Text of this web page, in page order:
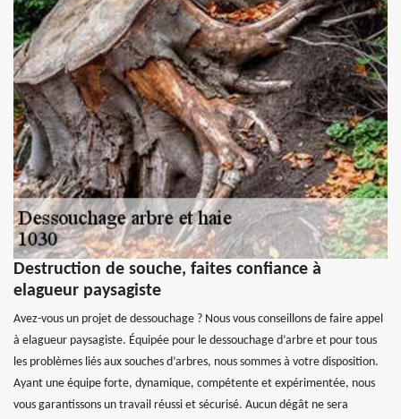
Destruction de souche, faites confiance à
elagueur paysagiste
Avez-vous un projet de dessouchage ? Nous vous conseillons de faire appel
à elagueur paysagiste. Équipée pour le dessouchage d’arbre et pour tous
les problèmes liés aux souches d’arbres, nous sommes à votre disposition.
Ayant une équipe forte, dynamique, compétente et expérimentée, nous
vous garantissons un travail réussi et sécurisé. Aucun dégât ne sera